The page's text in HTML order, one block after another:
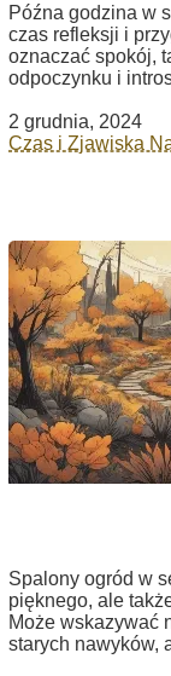
Późna godzina w
czas refleksji i
oznaczać spokój,
odpoczynku i
2 grudnia, 2024
Czas i Zjawiska
Spalony ogród w
pięknego, ale
Może wskazywać
starych nawyków,